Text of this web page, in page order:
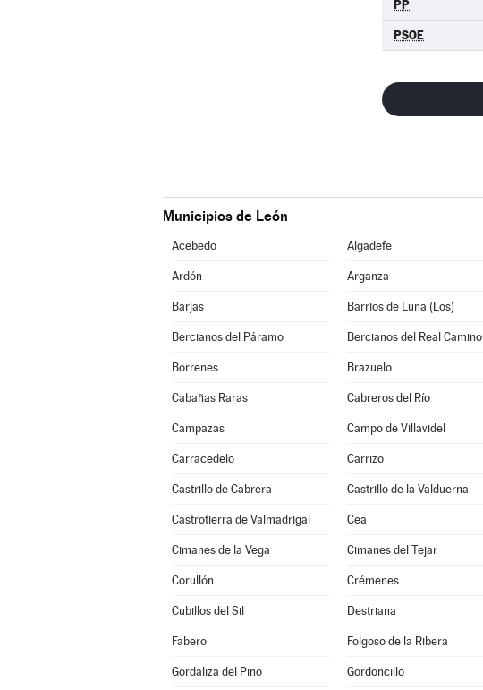
PP
PSOE
Municipios de León
Acebedo Algadefe
Ardón Arganza
Barjas Barrios de Luna (Los)
Bercianos del Páramo Bercianos del Real Camino
Borrenes Brazuelo
Cabañas Raras Cabreros del Río
Campazas Campo de Villavidel
Carracedelo Carrizo
Castrillo de Cabrera Castrillo de la Valduerna
Castrotierra de Valmadrigal Cea
Cimanes de la Vega Cimanes del Tejar
Corullón Crémenes
Cubillos del Sil Destriana
Fabero Folgoso de la Ribera
Gordaliza del Pino Gordoncillo